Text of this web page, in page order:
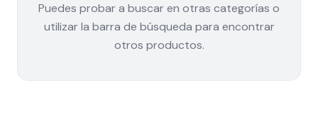
Puedes probar a buscar en otras categorías o
utilizar la barra de búsqueda para encontrar
otros productos.